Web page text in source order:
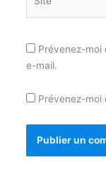
Prévenez-moi
e-mail.
Prévenez-moi